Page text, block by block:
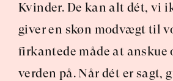
Kvinder. De kan alt dét, vi
giver en skøn modvægt til
firkantede måde at anskue
verden på. Når dét er sagt,